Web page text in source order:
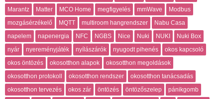
Marantz
Matter MCO Home megfigyelés mmWave
Modbus
mozgásérzékelő
MQTT multiroom hangrendszer
Nabu Casa
napelem
napenergia NFC NGBS Nice Nuki NUKI
Nuki Box
nyár
nyereményjáték nyílászárók nyugodt pihenés
okos kapcsoló
okos öntözés
okosotthon alapok
okosotthon megoldások
okosotthon protokoll
okosotthon rendszer
okosotthon tanácsadás
okosotthon tervezés
okos zár öntözés öntözőszelep
pánikgomb